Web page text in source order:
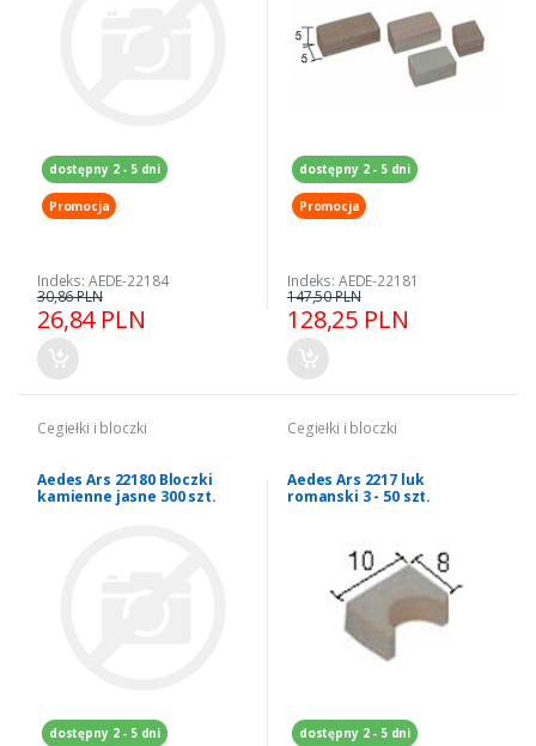
dostępny 2 - 5 dni
Promocja
Indeks: AEDE-22184
26,84 PLN
30,86 PLN
dostępny 2 - 5 dni
Promocja
Indeks: AEDE-22181
128,25 PLN
147,50 PLN
Cegiełki i bloczki
Aedes Ars 22180 Bloczki
kamienne jasne 300 szt.
dostępny 2 - 5 dni
Cegiełki i bloczki
Aedes Ars 2217 luk
romanski 3 - 50 szt.
dostępny 2 - 5 dni